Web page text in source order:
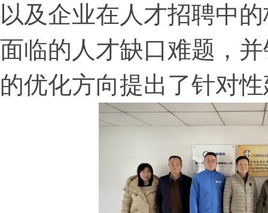
以及企业在人才招聘中
面临的人才缺口难题，
的优化方向提出了针对